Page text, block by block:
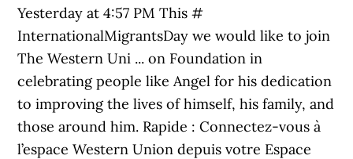
Yesterday at 4:57 PM This #
InternationalMigrantsDay we would like to join
The Western Uni ... on Foundation in
celebrating people like Angel for his dedication
to improving the lives of himself, his family, and
those around him. Rapide : Connectez-vous à
l’espace Western Union depuis votre Espace